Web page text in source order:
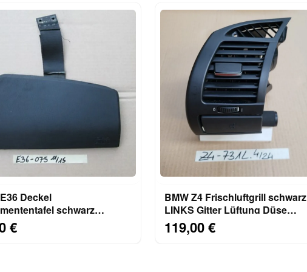
Deckel
schwarz
Beifahrer Airbag Klappe
€
BMW Z4 Frischluftgrill schwarz
LINKS Gitter Lüftung Düse
7025631 Getränkehalter
119,00 €